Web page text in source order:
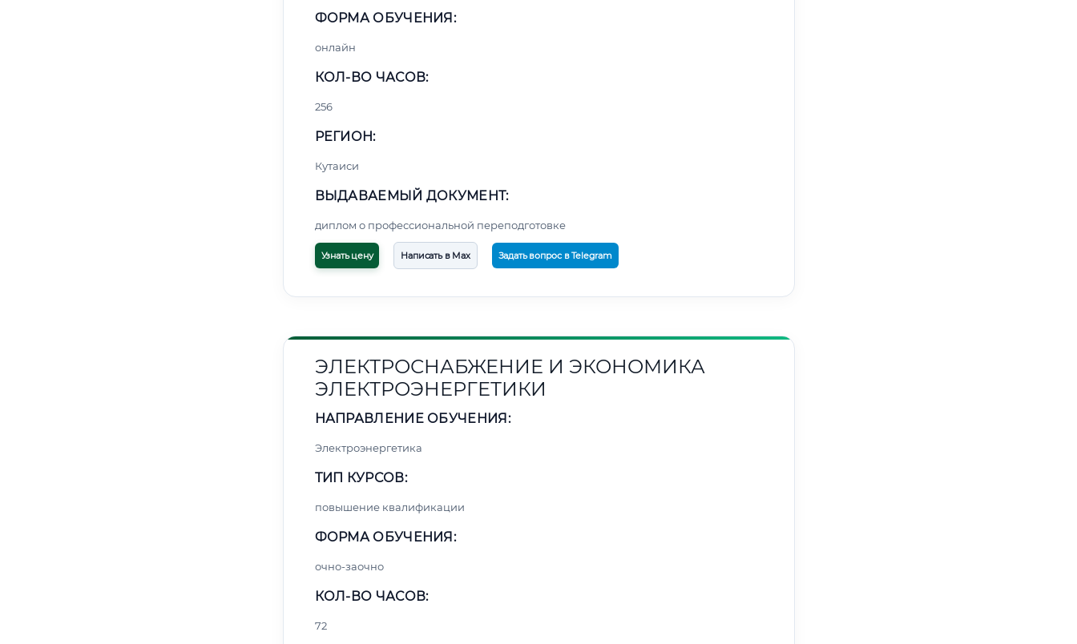
ФОРМА ОБУЧЕНИЯ:
онлайн
КОЛ-ВО ЧАСОВ:
256
РЕГИОН:
Кутаиси
ВЫДАВАЕМЫЙ ДОКУМЕНТ:
диплом о профессиональной переподготовке
Узнать цену Написать в Max Задать вопрос в Telegram
ЭЛЕКТРОСНАБЖЕНИЕ И ЭКОНОМИКА
ЭЛЕКТРОЭНЕРГЕТИКИ
НАПРАВЛЕНИЕ ОБУЧЕНИЯ:
Электроэнергетика
ТИП КУРСОВ:
повышение квалификации
ФОРМА ОБУЧЕНИЯ:
очно-заочно
КОЛ-ВО ЧАСОВ:
72